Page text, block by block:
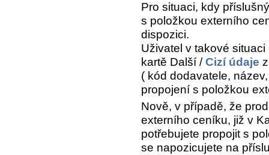
Pro situaci, kdy
s položkou externího
dispozici.
Uživatel v takové
kartě Další /Cizí údaje
( kód dodavatele,
propojení s položkou
Nově, v případě, že
externího ceníku, již v
potřebujete propojit s
se napozicujete na